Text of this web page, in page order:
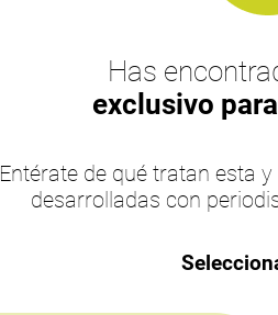
Has
exclusivo
Entérate de qué tratan esta
desarrolladas con